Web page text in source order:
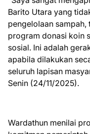
Barito Utara yang
pengelolaan
program donasi koin
sosial. Ini adalah
apabila dilakukan
seluruh lapisan
Senin (24/11/2025).
Wardathun menilai